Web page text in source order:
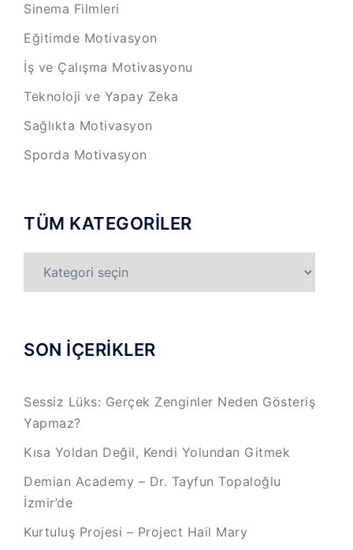
Sinema Filmleri
Eğitimde Motivasyon
İş ve Çalışma Motivasyonu
Teknoloji ve Yapay Zeka
Sağlıkta Motivasyon
Sporda Motivasyon
TÜM KATEGORİLER
KATEGORİLER
SON İÇERİKLER
Sessiz Lüks: Gerçek Zenginler Neden Gösteriş
Yapmaz?
Kısa Yoldan Değil, Kendi Yolundan Gitmek
Demian Academy – Dr. Tayfun Topaloğlu
İzmir’de
Kurtuluş Projesi – Project Hail Mary